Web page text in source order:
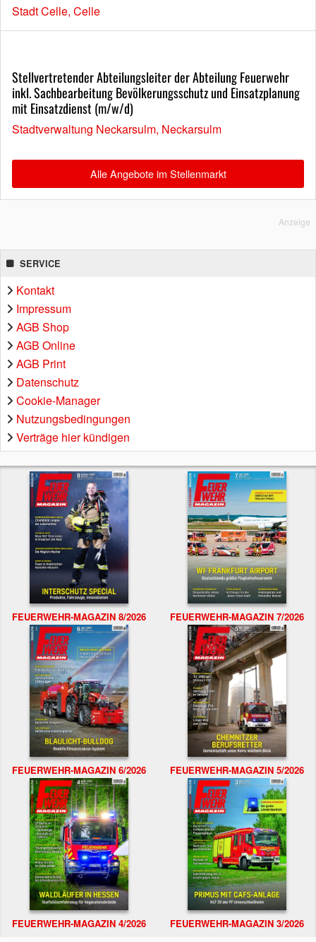
Stadt Celle, Celle
Stellvertretender Abteilungsleiter der Abteilung Feuerwehr
inkl. Sachbearbeitung Bevölkerungsschutz und Einsatzplanung
mit Einsatzdienst (m/w/d)
Stadtverwaltung Neckarsulm, Neckarsulm
Alle Angebote im Stellenmarkt
Anzeige
SERVICE
Kontakt
Impressum
AGB Shop
AGB Online
AGB Print
Datenschutz
Cookie-Manager
Nutzungsbedingungen
Verträge hier kündigen
FEUERWEHR-MAGAZIN 8/2026 FEUERWEHR-MAGAZIN 7/2026
FEUERWEHR-MAGAZIN 6/2026 FEUERWEHR-MAGAZIN 5/2026
FEUERWEHR-MAGAZIN 4/2026 FEUERWEHR-MAGAZIN 3/2026